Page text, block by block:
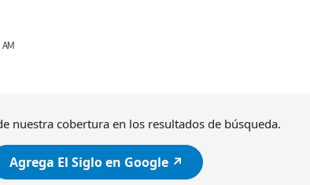
AM
nuestra cobertura en los resultados de búsqueda.
Agrega El Siglo en Google ↗️